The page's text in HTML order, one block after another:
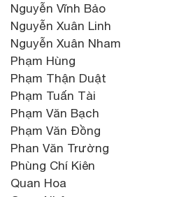
Nguyễn Vĩnh Bảo
Nguyễn Xuân Linh
Nguyễn Xuân Nham
Phạm Hùng
Phạm Thận Duật
Phạm Tuấn Tài
Phạm Văn Bạch
Phạm Văn Đồng
Phan Văn Trường
Phùng Chí Kiên
Quan Hoa